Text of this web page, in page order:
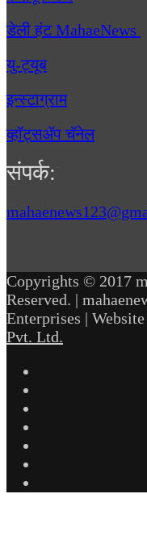
डेली हंट MahaeNews
यु-ट्यूब
इन्स्टाग्राम
व्हॉट्सॲप चॅनेल
संपर्क:
Copyrights © 2017
Reserved. |
Enterprises |
Pvt. Ltd.